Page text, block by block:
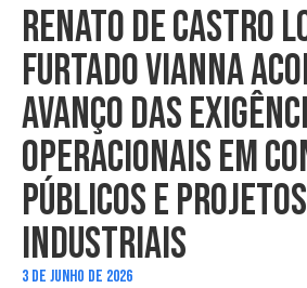
RENATO DE CASTRO
FURTADO VIANNA
AVANÇO DAS
OPERACIONAIS EM
PÚBLICOS E PROJETOS
INDUSTRIAIS
3 DE JUNHO DE 2026